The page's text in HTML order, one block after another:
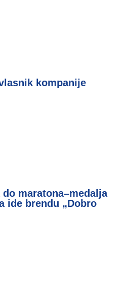
kompanije
maratona–medalja
ide brendu „Dobro